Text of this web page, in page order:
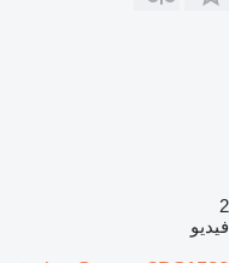
2
فيديو